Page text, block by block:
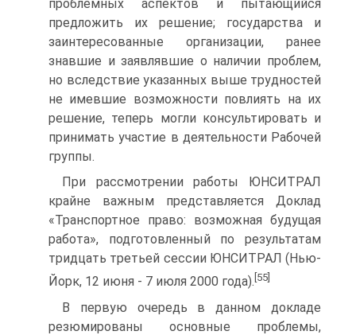
проблемных аспектов и пытающийся
предложить их решение; государства и
заинтересованные организации, ранее
знавшие и заявлявшие о наличии проблем,
но вследствие указанных выше трудностей
не имевшие возможности повлиять на их
решение, теперь могли консультировать и
принимать участие в деятельности Рабочей
группы.
При рассмотрении работы ЮНСИТРАЛ
крайне важным представляется Доклад
«Транспортное право: возможная будущая
работа», подготовленный по результатам
тридцать третьей сессии ЮНСИТРАЛ (Нью-
Йорк, 12 июня - 7 июля 2000 года). [55]
В первую очередь в данном докладе
резюмированы основные проблемы,